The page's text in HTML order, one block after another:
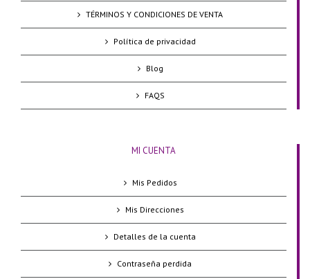
TÉRMINOS Y CONDICIONES DE VENTA
Política de privacidad
Blog
FAQS
MI CUENTA
Mis Pedidos
Mis Direcciones
Detalles de la cuenta
Contraseña perdida